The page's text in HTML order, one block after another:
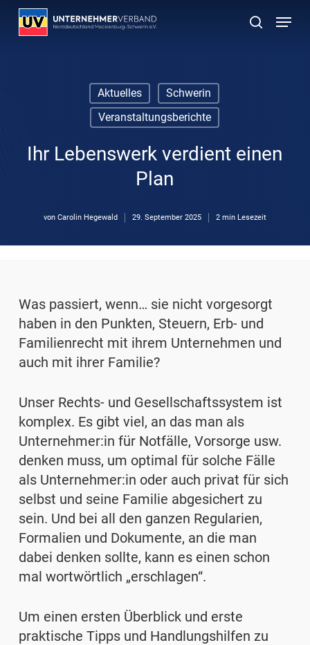
Skip
suchen
Menu
Aktuelles
Schwerin
Veranstaltungsberichte
Ihr Lebenswerk verdient einen
Plan
von Carolin Hegewald 29. September 2025 2 min Lesezeit
Was passiert, wenn… sie nicht vorgesorgt
haben in den Punkten, Steuern, Erb- und
Familienrecht mit ihrem Unternehmen und
auch mit ihrer Familie?
Unser Rechts- und Gesellschaftssystem ist
komplex. Es gibt viel, an das man als
Unternehmer:in für Notfälle, Vorsorge usw.
denken muss, um optimal für solche Fälle
als Unternehmer:in oder auch privat für sich
selbst und seine Familie abgesichert zu
sein. Und bei all den ganzen Regularien,
Formalien und Dokumente, an die man
dabei denken sollte, kann es einen schon
mal wortwörtlich „erschlagen“.
Um einen ersten Überblick und erste
praktische Tipps und Handlungshilfen zu